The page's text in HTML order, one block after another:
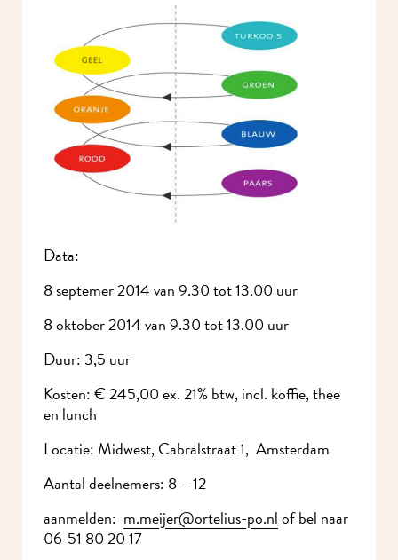
Data:
8 septemer 2014 van 9.30 tot 13.00 uur
8 oktober 2014 van 9.30 tot 13.00 uur
Duur: 3,5 uur
Kosten: € 245,00 ex. 21% btw, incl. koffie, thee
en lunch
Locatie: Midwest, Cabralstraat 1, Amsterdam
Aantal deelnemers: 8 – 12
aanmelden: m.meijer@ortelius-po.nlof bel naar
06-51 80 20 17